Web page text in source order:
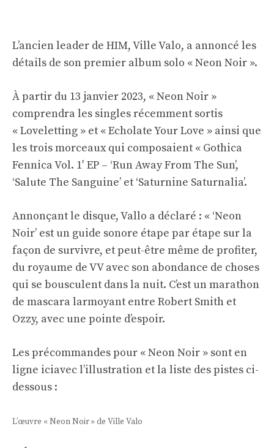
L’ancien leader de HIM, Ville Valo, a annoncé les
détails de son premier album solo « Neon Noir ».
À partir du 13 janvier 2023, « Neon Noir »
comprendra les singles récemment sortis
« Loveletting » et « Echolate Your Love » ainsi que
les trois morceaux qui composaient « Gothica
Fennica Vol. 1′ EP – ‘Run Away From The Sun’,
‘Salute The Sanguine’ et ‘Saturnine Saturnalia’.
Annonçant le disque, Vallo a déclaré : « ‘Neon
Noir’ est un guide sonore étape par étape sur la
façon de survivre, et peut-être même de profiter,
du royaume de VV avec son abondance de choses
qui se bousculent dans la nuit. C’est un marathon
de mascara larmoyant entre Robert Smith et
Ozzy, avec une pointe d’espoir.
Les précommandes pour « Neon Noir » sont en
ligne iciavec l’illustration et la liste des pistes ci-
dessous :
L’œuvre « Neon Noir » de Ville Valo